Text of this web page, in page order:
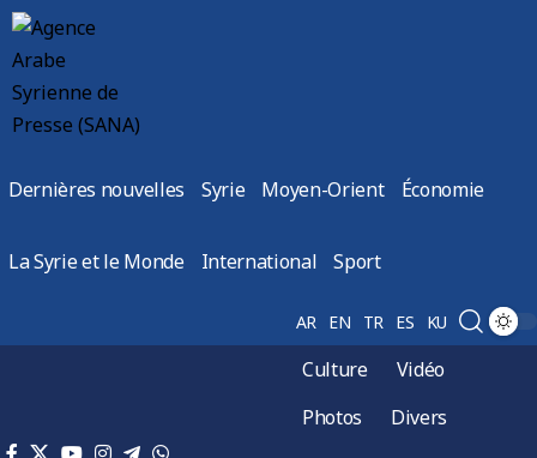
Dernières nouvelles Syrie Moyen-Orient Économie
La Syrie et le Monde International Sport
AR EN TR ES KU
Culture
Vidéo
Photos
Divers